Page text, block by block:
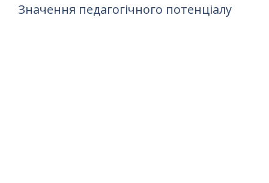
Значення педагогічного потенціалу